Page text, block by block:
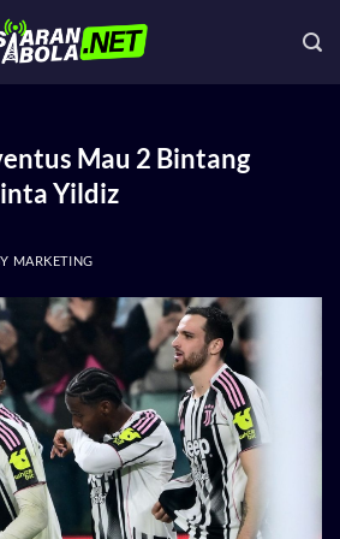
Mau 2 Bintang
Yildiz
MARKETING